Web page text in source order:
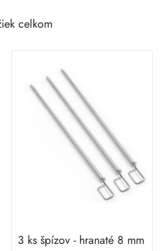
celkom
3 ks špízov - hranaté 8 mm